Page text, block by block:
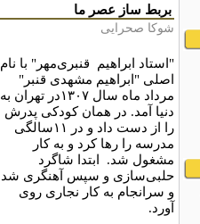
بربط ساز عصر ما
شوکا صحرایی
"استاد ابراهیم قنبری‌مهر" با نام
اصلی "ابراهیم مشهدی قنبر"
مرداد ماه سال ۱۳۰۷در تهران به
دنیا آمد. در همان کودکی پدرش
را از دست داد و در ۱۱سالگی
مدرسه را رها کرد و به کار
مشغول شد. ابتدا شاگرد
حلبی‌سازی و سپس آهنگری شد
و سرانجام به کار نجاری روی
آورد.